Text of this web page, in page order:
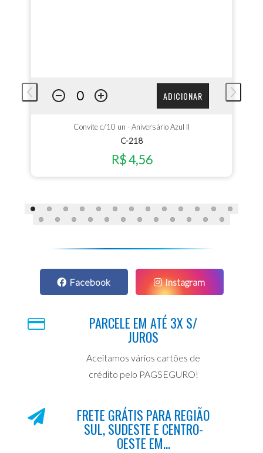
ADICIONAR
Convite c/10 un - Aniversário Azul II
C-218
R$ 4,56
Facebook Instagram
PARCELE EM ATÉ 3X S/
JUROS
Aceitamos vários cartões de
crédito pelo PAGSEGURO!
FRETE GRÁTIS PARA REGIÃO
SUL, SUDESTE E CENTRO-
OESTE EM...